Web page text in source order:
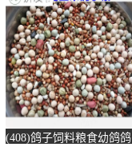
赛鸽高能量-鸽饲料(蓝朋
友旗舰店仅售43.2元)
(408)鸽子饲料粮食幼鸽鸽